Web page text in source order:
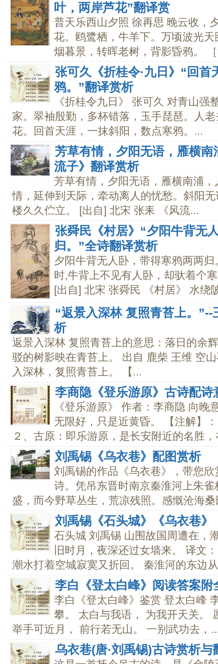
叶，两岸芦花”翻译赏
普天乐西山夕照 徐再思 晚云收，
花。鸥鹭栖，牛羊下。万顷波光
烟暮景，转晖老树，背影昏鸦。
张可久《折桂令·九日》“回
鸦。”翻译赏析
《折桂令九日》 张可久 对青山强
家。翠袖殷勤，多杯错落，玉手琵琶。人
花。回首天涯，一抹斜阳，数点寒鸦。...
芳草有情，夕阳无语，雁横
流子》翻译赏析
芳草有情，夕阳无语，雁横南浦
情，延伸到天际，牵动离人的忧愁。斜阳
楼久久伫立。 [出自] 北宋 张耒 《风流...
张舜民《村居》“夕阳牛背无
归。”全诗翻译赏析
夕阳牛背无人卧，带得寒鸦两两
时,牛背上不见有人卧，却驮着个
[出自] 北宋 张舜民 《村居》 水绕
“返景入深林 复照青苔上。
析
返景入深林 复照青苔上的意思：落日的余
驳的树影映在青苔上。 出自 鹿柴 王维 空
入深林，复照青苔上。 【...
李商隐《登乐游原》古诗配诗
《登乐游原》 作者：李商隐 向晚
无限好，只是近黄昏。 【注解】
２、古原：即乐游原，是长安附近的名胜，
刘禹锡《乌衣巷》配图赏析
刘禹锡的作品《乌衣巷》，带您
诗。凭吊东晋时南京秦淮河上朱
盛，而今野草丛生，荒凉残照。感慨沧海
刘禹锡《石头城》《乌衣巷
石头城 刘禹锡 山围故国周遭在，
旧时月，夜深还过女墙来。 译文
潮水打着空城寂寞又折回。 秦淮河的东边
李白《登太白峰》阅读答案附
李白《登太白峰》鉴赏 登太白峰
攀。 太白与我语， 为我开天关。
举手可近月， 前行若无山。 一别武功去，
乌衣巷(唐·刘禹锡)古诗赏析与